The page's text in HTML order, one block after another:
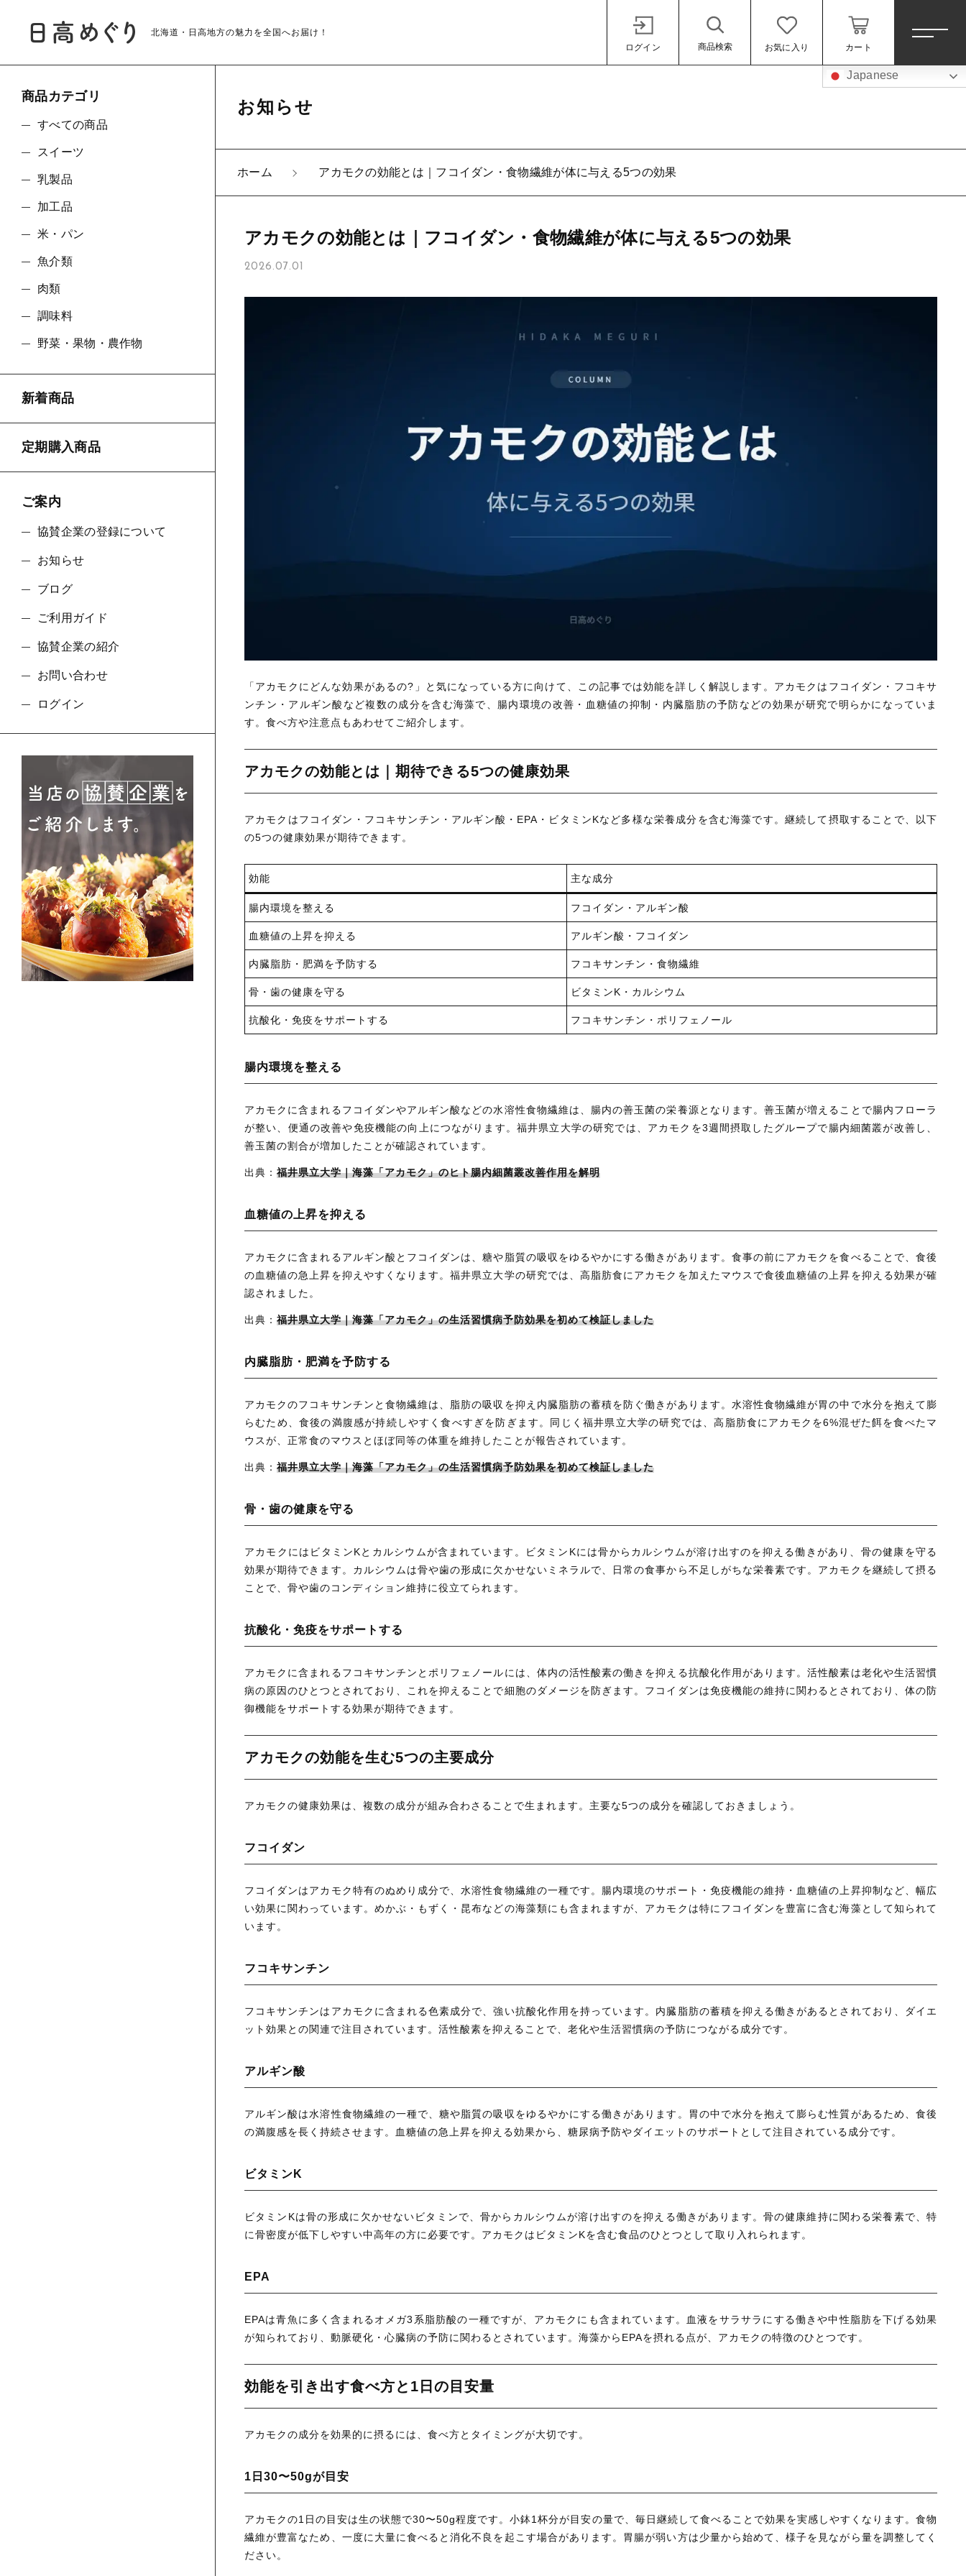
北海道・日高地方の魅力を全国へお届け！
ログイン
商品検索 お気に入り カート
Japanese
お知らせ
ホーム アカモクの効能とは｜フコイダン・食物繊維が体に与える5つの効果
アカモクの効能とは｜フコイダン・食物繊維が体に与える5つの効果
2026.07.01
「アカモクにどんな効果があるの?」と気になっている方に向けて、この記事では効能を詳しく解説します。アカモクはフコイダン・フコキサ
ンチン・アルギン酸など複数の成分を含む海藻で、腸内環境の改善・血糖値の抑制・内臓脂肪の予防などの効果が研究で明らかになっていま
す。食べ方や注意点もあわせてご紹介します。
アカモクの効能とは｜期待できる5つの健康効果
アカモクはフコイダン・フコキサンチン・アルギン酸・EPA・ビタミンKなど多様な栄養成分を含む海藻です。継続して摂取することで、以下
の5つの健康効果が期待できます。
効能 主な成分
腸内環境を整える フコイダン・アルギン酸
血糖値の上昇を抑える アルギン酸・フコイダン
内臓脂肪・肥満を予防する フコキサンチン・食物繊維
骨・歯の健康を守る ビタミンK・カルシウム
抗酸化・免疫をサポートする フコキサンチン・ポリフェノール
腸内環境を整える
アカモクに含まれるフコイダンやアルギン酸などの水溶性食物繊維は、腸内の善玉菌の栄養源となります。善玉菌が増えることで腸内フローラ
が整い、便通の改善や免疫機能の向上につながります。福井県立大学の研究では、アカモクを3週間摂取したグループで腸内細菌叢が改善し、
善玉菌の割合が増加したことが確認されています。
出典： 福井県立大学｜海藻「アカモク」のヒト腸内細菌叢改善作用を解明
血糖値の上昇を抑える
アカモクに含まれるアルギン酸とフコイダンは、糖や脂質の吸収をゆるやかにする働きがあります。食事の前にアカモクを食べることで、食後
の血糖値の急上昇を抑えやすくなります。福井県立大学の研究では、高脂肪食にアカモクを加えたマウスで食後血糖値の上昇を抑える効果が確
認されました。
出典： 福井県立大学｜海藻「アカモク」の生活習慣病予防効果を初めて検証しました
内臓脂肪・肥満を予防する
アカモクのフコキサンチンと食物繊維は、脂肪の吸収を抑え内臓脂肪の蓄積を防ぐ働きがあります。水溶性食物繊維が胃の中で水分を抱えて膨
らむため、食後の満腹感が持続しやすく食べすぎを防ぎます。同じく福井県立大学の研究では、高脂肪食にアカモクを6%混ぜた餌を食べたマ
ウスが、正常食のマウスとほぼ同等の体重を維持したことが報告されています。
出典： 福井県立大学｜海藻「アカモク」の生活習慣病予防効果を初めて検証しました
骨・歯の健康を守る
アカモクにはビタミンKとカルシウムが含まれています。ビタミンKには骨からカルシウムが溶け出すのを抑える働きがあり、骨の健康を守る
効果が期待できます。カルシウムは骨や歯の形成に欠かせないミネラルで、日常の食事から不足しがちな栄養素です。アカモクを継続して摂る
ことで、骨や歯のコンディション維持に役立てられます。
抗酸化・免疫をサポートする
アカモクに含まれるフコキサンチンとポリフェノールには、体内の活性酸素の働きを抑える抗酸化作用があります。活性酸素は老化や生活習慣
病の原因のひとつとされており、これを抑えることで細胞のダメージを防ぎます。フコイダンは免疫機能の維持に関わるとされており、体の防
御機能をサポートする効果が期待できます。
アカモクの効能を生む5つの主要成分
アカモクの健康効果は、複数の成分が組み合わさることで生まれます。主要な5つの成分を確認しておきましょう。
フコイダン
フコイダンはアカモク特有のぬめり成分で、水溶性食物繊維の一種です。腸内環境のサポート・免疫機能の維持・血糖値の上昇抑制など、幅広
い効果に関わっています。めかぶ・もずく・昆布などの海藻類にも含まれますが、アカモクは特にフコイダンを豊富に含む海藻として知られて
います。
フコキサンチン
フコキサンチンはアカモクに含まれる色素成分で、強い抗酸化作用を持っています。内臓脂肪の蓄積を抑える働きがあるとされており、ダイエ
ット効果との関連で注目されています。活性酸素を抑えることで、老化や生活習慣病の予防につながる成分です。
アルギン酸
アルギン酸は水溶性食物繊維の一種で、糖や脂質の吸収をゆるやかにする働きがあります。胃の中で水分を抱えて膨らむ性質があるため、食後
の満腹感を長く持続させます。血糖値の急上昇を抑える効果から、糖尿病予防やダイエットのサポートとして注目されている成分です。
ビタミンK
ビタミンKは骨の形成に欠かせないビタミンで、骨からカルシウムが溶け出すのを抑える働きがあります。骨の健康維持に関わる栄養素で、特
に骨密度が低下しやすい中高年の方に必要です。アカモクはビタミンKを含む食品のひとつとして取り入れられます。
EPA
EPAは青魚に多く含まれるオメガ3系脂肪酸の一種ですが、アカモクにも含まれています。血液をサラサラにする働きや中性脂肪を下げる効果
が知られており、動脈硬化・心臓病の予防に関わるとされています。海藻からEPAを摂れる点が、アカモクの特徴のひとつです。
効能を引き出す食べ方と1日の目安量
アカモクの成分を効果的に摂るには、食べ方とタイミングが大切です。
1日30〜50gが目安
アカモクの1日の目安は生の状態で30〜50g程度です。小鉢1杯分が目安の量で、毎日継続して食べることで効果を実感しやすくなります。食物
繊維が豊富なため、一度に大量に食べると消化不良を起こす場合があります。胃腸が弱い方は少量から始めて、様子を見ながら量を調整してく
ださい。
商品カテゴリ
すべての商品
スイーツ
乳製品
加工品
米・パン
魚介類
肉類
調味料
野菜・果物・農作物
新着商品
定期購入商品
ご案内
協賛企業の登録について
お知らせ
ブログ
ご利用ガイド
協賛企業の紹介
お問い合わせ
ログイン
すべての商品
加工品
魚介類
定期購入商品
並び順